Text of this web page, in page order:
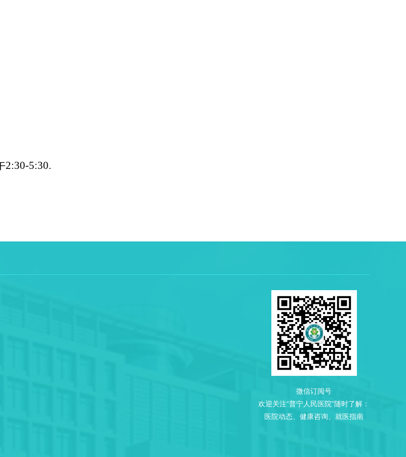
2:30-5:30.
微信订阅号
欢迎关注“普宁人民医院”随时了解：
医院动态、健康咨询、就医指南